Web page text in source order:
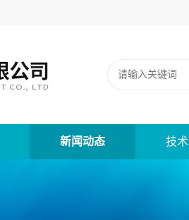
新闻动态 技